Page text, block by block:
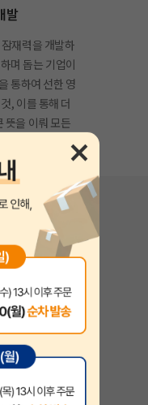
발
재력을 개발하
며 돕는 기업이
통하여 선한 영
, 이를 통해 더
뜻을 이뤄 모든
) 부문 수상